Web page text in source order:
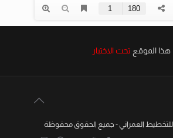
هذا الموقع تحت الاختبار